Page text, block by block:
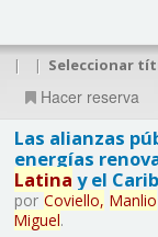
| | Seleccionar
Hacer reserva
Las alianzas
energías
Latina y el
por Coviello, Manlio
Miguel.